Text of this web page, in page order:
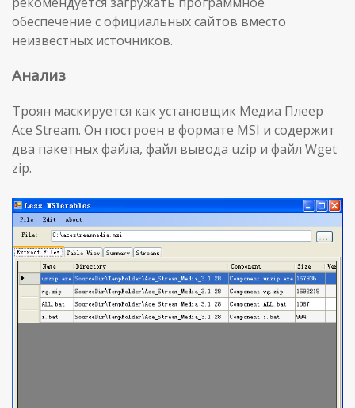
обеспечение с официальных сайтов вместо
неизвестных источников.
Анализ
Троян маскируется как установщик Медиа Плеер
Ace Stream. Он построен в формате MSI и содержит
два пакетных файла, файл вывода uzip и файл Wget
zip.